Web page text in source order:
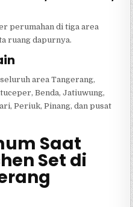
perumahan di tiga area
ruang dapurnya.
area Tangerang,
Benda, Jatiuwung,
Periuk, Pinang, dan pusat
Saat
Set di